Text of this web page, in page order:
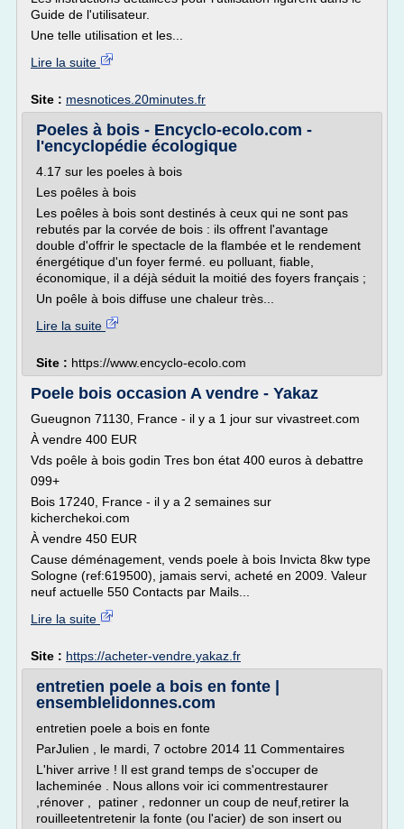
Guide de l'utilisateur.
Une telle utilisation et les...
Lire la suite
Site : mesnotices.20minutes.fr
Poeles à bois - Encyclo-ecolo.com -
l'encyclopédie écologique
4.17 sur les poeles à bois
Les poêles à bois
Les poêles à bois sont destinés à ceux qui ne sont pas
rebutés par la corvée de bois : ils offrent l'avantage
double d'offrir le spectacle de la flambée et le rendement
énergétique d'un foyer fermé. eu polluant, fiable,
économique, il a déjà séduit la moitié des foyers français ;
Un poêle à bois diffuse une chaleur très...
Lire la suite
Site : https://www.encyclo-ecolo.com
Poele bois occasion A vendre - Yakaz
Gueugnon 71130, France - il y a 1 jour sur vivastreet.com
À vendre 400 EUR
Vds poêle à bois godin Tres bon état 400 euros à debattre
099+
Bois 17240, France - il y a 2 semaines sur
kicherchekoi.com
À vendre 450 EUR
Cause déménagement, vends poele à bois Invicta 8kw type
Sologne (ref:619500), jamais servi, acheté en 2009. Valeur
neuf actuelle 550 Contacts par Mails...
Lire la suite
Site : https://acheter-vendre.yakaz.fr
entretien poele a bois en fonte |
ensemblelidonnes.com
entretien poele a bois en fonte
ParJulien , le mardi, 7 octobre 2014 11 Commentaires
L'hiver arrive ! Il est grand temps de s'occuper de
lacheminée . Nous allons voir ici commentrestaurer
,rénover , patiner , redonner un coup de neuf,retirer la
rouilleetentretenir la fonte (ou l'acier) de son insert ou